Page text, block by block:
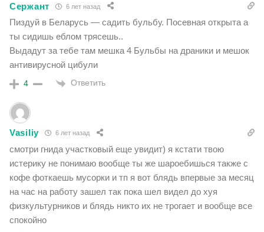
Сержант 6 лет назад
Пиздуй в Беларусь — садить бульбу. Посевная открыта а
ты сидишь еблом трясешь..
Выдадут за тебе там мешка 4 Бульбы на драники и мешок
антивирусной цибули
4 Ответить
Vasiliy 6 лет назад
смотри гнида участковый еще увидит) я кстати твою
истерику не понимаю вообще ты же шароебишься также с
кофе фоткаешь мусорки и тп я вот блядь впервые за месяц
на час на работу зашел так пока шел видел до хуя
физкультурников и блядь никто их не трогает и вообще все
спокойно